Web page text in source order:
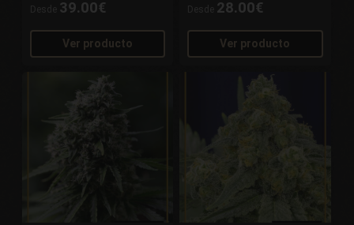
Desde 39.00€
Ver producto
Desde 28.00€
Ver producto